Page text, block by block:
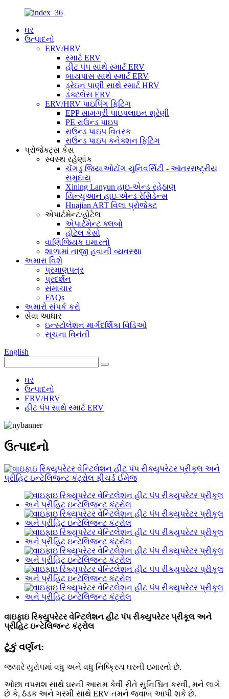
ઘર
ઉત્પાદનો
ERV/HRV
સ્માર્ટ ERV
હીટ પંપ સાથે સ્માર્ટ ERV
બાયપાસ સાથે સ્માર્ટ ERV
ડ્રેઇન પાણી સાથે સ્માર્ટ HRV
ડક્ટલેસ ERV
ERV/HRV પાઇપિંગ ફિટિંગ
EPP સામગ્રી પાઇપલાઇન શ્રેણી
PE રાઉન્ડ પાઇપ
રાઉન્ડ પાઇપ વિતરક
રાઉન્ડ પાઇપ કનેક્શન ફિટિંગ
પ્રોજેક્ટ્સ કેસ
સ્વસ્થ રહેણાંક
ચેંગડુ જિયાઓટોંગ યુનિવર્સિટી - આંતરરાષ્ટ્રીય
સમુદાય
Xining Lanyun હાઇ-એન્ડ રહેઠાણ
યિન્ચુઆન હાઇ-એન્ડ રેસિડેન્સ
Huajian ART વિલા પ્રોજેક્ટ
એપાર્ટમેન્ટ/હોટેલ
એપાર્ટમેન્ટ ક્લબો
હોટેલ કેસો
વાણિજ્યિક ઇમારતો
શાળામાં તાજી હવાની વ્યવસ્થા
અમારા વિશે
પ્રમાણપત્ર
પ્રદર્શન
સમાચાર
FAQs
અમારો સંપર્ક કરો
સેવા આધાર
ઇન્સ્ટોલેશન માર્ગદર્શિકા વિડિઓ
સૂચના વિનંતી
English
ઘર
ઉત્પાદનો
ERV/HRV
હીટ પંપ સાથે સ્માર્ટ ERV
ઉત્પાદનો
વાઇફાઇ રિક્યુપરેટર વેન્ટિલેશન હીટ પંપ રીક્યુપરેટર પ્રીકૂલ અને
પ્રીહિટ ઇન્ટેલિજન્ટ કંટ્રોલ
ટૂંકું વર્ણન:
જ્યારે યુરોપમાં વધુ અને વધુ નિષ્ક્રિય ઘરની ઇમારતો છે.
ઓછા વપરાશ સાથે ઘરની આરામ કેવી રીતે સુનિશ્ચિત કરવી, મને લાગે
છે કે, ઠંડક અને ગરમી સાથે ERV તમને જવાબ આપી શકે છે.